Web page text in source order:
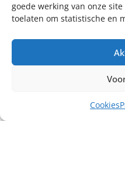
goede werking van onze
toelaten om statistische en
Cookies